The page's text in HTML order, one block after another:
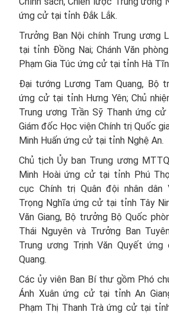
ứng cử tại tỉnh Đắk Lắk.
Trưởng Ban Nội chính Trung ương
tại tỉnh Đồng Nai; Chánh Văn
Phạm Gia Túc ứng cử tại tỉnh Hà
Đại tướng Lương Tam Quang, Bộ
ứng cử tại tỉnh Hưng Yên; Chủ
Trung ương Trần Sỹ Thanh ứng
Giám đốc Học viện Chính trị Quốc
Minh Huấn ứng cử tại tỉnh Nghệ An.
Chủ tịch Ủy ban Trung ương
Minh Hoài ứng cử tại tỉnh Phú
cục Chính trị Quân đội nhân dân
Trọng Nghĩa ứng cử tại tỉnh Tây
Văn Giang, Bộ trưởng Bộ Quốc
Thái Nguyên và Trưởng Ban
Trung ương Trịnh Văn Quyết
Quang.
Các ủy viên Ban Bí thư gồm Phó
Ánh Xuân ứng cử tại tỉnh An
Phạm Thị Thanh Trà ứng cử tại